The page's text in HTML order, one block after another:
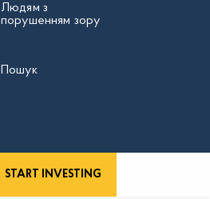
Людям з
порушенням зору
Пошук
START INVESTING